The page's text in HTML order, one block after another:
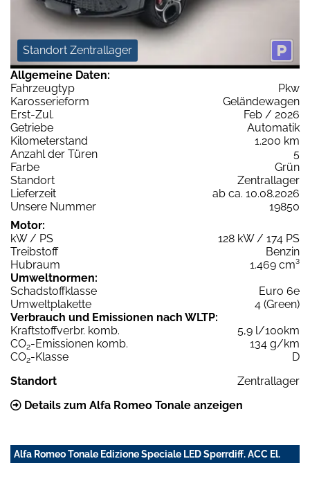
Standort Zentrallager
Allgemeine Daten:
Fahrzeugtyp
Pkw
Karosserieform
Geländewagen
Erst-Zul.
Feb / 2026
Getriebe
Automatik
Kilometerstand
1.200 km
Anzahl der Türen
5
Farbe
Grün
Standort
Zentrallager
Lieferzeit
ab ca. 10.08.2026
Unsere Nummer
19850
Motor:
kW / PS
128 kW / 174 PS
Treibstoff
Benzin
Hubraum
1.469 cm³
Umweltnormen:
Schadstoffklasse
Euro 6e
Umweltplakette
4 (Green)
Verbrauch und Emissionen nach WLTP:
Kraftstoffverbr. komb.
5,9 l/100km
CO2-Emissionen komb.
134 g/km
CO2-Klasse
D
Standort
Zentrallager
Details zum Alfa Romeo Tonale anzeigen
Alfa Romeo Tonale Edizione Speciale LED Sperrdiff. ACC El.